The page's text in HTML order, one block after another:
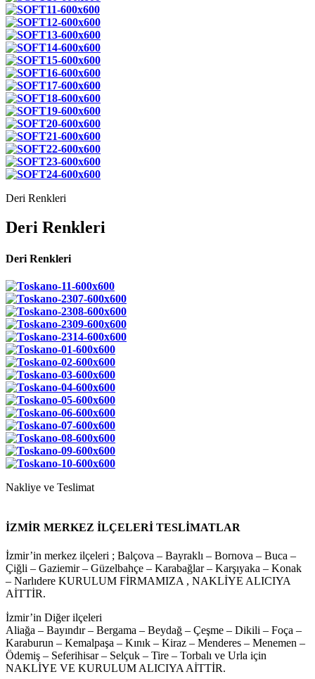
Deri Renkleri
Deri Renkleri
Deri Renkleri
Nakliye ve Teslimat
İZMİR MERKEZ İLÇELERİ TESLİMATLAR
İzmir’in merkez ilçeleri ; Balçova – Bayraklı – Bornova – Buca –
Çiğli – Gaziemir – Güzelbahçe – Karabağlar – Karşıyaka – Konak
– Narlıdere KURULUM FİRMAMIZA , NAKLİYE ALICIYA
AİTTİR.
İzmir’in Diğer ilçeleri
Aliağa – Bayındır – Bergama – Beydağ – Çeşme – Dikili – Foça –
Karaburun – Kemalpaşa – Kınık – Kiraz – Menderes – Menemen –
Ödemiş – Seferihisar – Selçuk – Tire – Torbalı ve Urla için
NAKLİYE VE KURULUM ALICIYA AİTTİR.